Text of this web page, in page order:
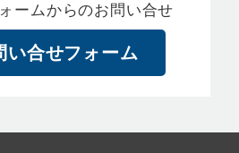
ームからのお問い合せ
い合せフォーム